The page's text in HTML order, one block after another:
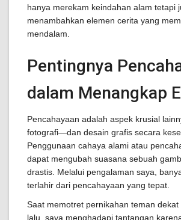
hanya merekam keindahan alam tetapi
menambahkan elemen cerita yang
mendalam.
Pentingnya
dalam Menangkap
Pencahayaan adalah aspek krusial
fotografi—dan desain grafis secara
Penggunaan cahaya alami atau
dapat mengubah suasana sebuah
drastis. Melalui pengalaman saya,
terlahir dari pencahayaan yang tepat.
Saat memotret pernikahan teman
lalu, saya menghadapi tantangan